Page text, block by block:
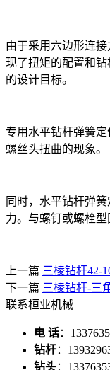
由于采用六边形连
现了扭矩的配置和
的设计目标。
专用水平钻杆弹簧定
螺丝头扭曲的现象。
同时，水平钻杆弹
力。与螺钉或螺栓型
上一篇 三棱钻杆42-
下一篇 三棱钻杆-三
联系桓业机械
电 话：
钻杆：
钻头：